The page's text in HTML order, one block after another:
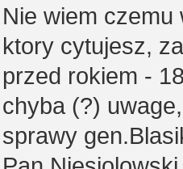
Nie wiem czemu
ktory cytujesz,
przed rokiem -
chyba (?)
sprawy